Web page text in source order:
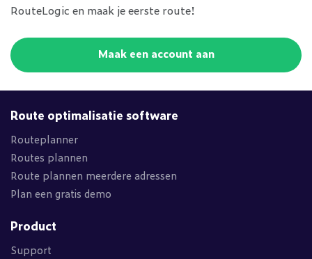
RouteLogic en maak je eerste route!
Maak een account aan
Route optimalisatie software
Routeplanner
Routes plannen
Route plannen meerdere adressen
Plan een gratis demo
Product
Support